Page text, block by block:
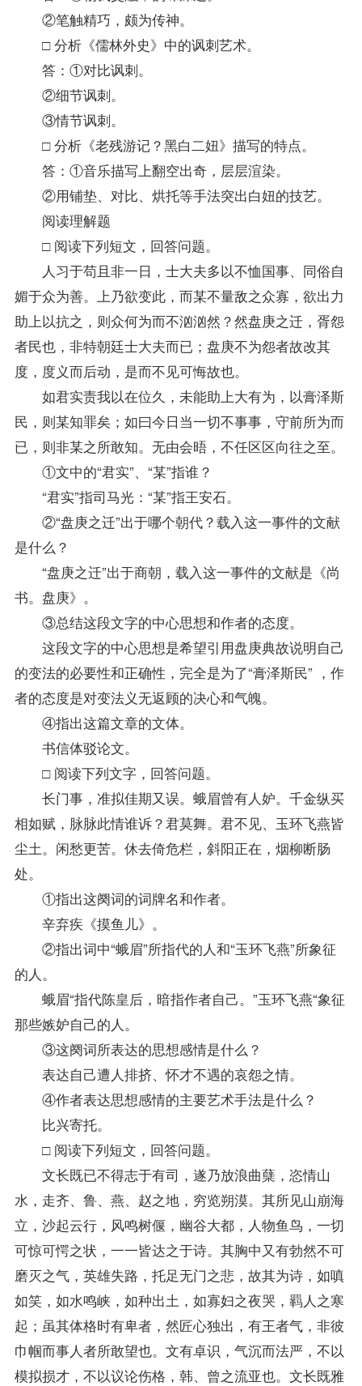
②笔触精巧，颇为传神。
□ 分析《儒林外史》中的讽刺艺术。
答：①对比讽刺。
②细节讽刺。
③情节讽刺。
□ 分析《老残游记？黑白二妞》描写的特点。
答：①音乐描写上翻空出奇，层层渲染。
②用铺垫、对比、烘托等手法突出白妞的技艺。
阅读理解题
□ 阅读下列短文，回答问题。
人习于苟且非一日，士大夫多以不恤国事、同俗自
媚于众为善。上乃欲变此，而某不量敌之众寡，欲出力
助上以抗之，则众何为而不汹汹然？然盘庚之迁，胥怨
者民也，非特朝廷士大夫而已；盘庚不为怨者故改其
度，度义而后动，是而不见可悔故也。
如君实责我以在位久，未能助上大有为，以膏泽斯
民，则某知罪矣；如曰今日当一切不事事，守前所为而
已，则非某之所敢知。无由会晤，不任区区向往之至。
①文中的“君实”、“某”指谁？
“君实”指司马光：“某”指王安石。
②“盘庚之迁”出于哪个朝代？载入这一事件的文献
是什么？
“盘庚之迁”出于商朝，载入这一事件的文献是《尚
书。盘庚》。
③总结这段文字的中心思想和作者的态度。
这段文字的中心思想是希望引用盘庚典故说明自己
的变法的必要性和正确性，完全是为了“膏泽斯民” ，作
者的态度是对变法义无返顾的决心和气魄。
④指出这篇文章的文体。
书信体驳论文。
□ 阅读下列文字，回答问题。
长门事，准拟佳期又误。蛾眉曾有人妒。千金纵买
相如赋，脉脉此情谁诉？君莫舞。君不见、玉环飞燕皆
尘土。闲愁更苦。休去倚危栏，斜阳正在，烟柳断肠
处。
①指出这阕词的词牌名和作者。
辛弃疾《摸鱼儿》。
②指出词中“蛾眉”所指代的人和“玉环飞燕”所象征
的人。
蛾眉“指代陈皇后，暗指作者自己。”玉环飞燕“象征
那些嫉妒自己的人。
③这阕词所表达的思想感情是什么？
表达自己遭人排挤、怀才不遇的哀怨之情。
④作者表达思想感情的主要艺术手法是什么？
比兴寄托。
□ 阅读下列短文，回答问题。
文长既已不得志于有司，遂乃放浪曲蘖，恣情山
水，走齐、鲁、燕、赵之地，穷览朔漠。其所见山崩海
立，沙起云行，风鸣树偃，幽谷大都，人物鱼鸟，一切
可惊可愕之状，一一皆达之于诗。其胸中又有勃然不可
磨灭之气，英雄失路，托足无门之悲，故其为诗，如嗔
如笑，如水鸣峡，如种出土，如寡妇之夜哭，羁人之寒
起；虽其体格时有卑者，然匠心独出，有王者气，非彼
巾帼而事人者所敢望也。文有卓识，气沉而法严，不以
模拟损才，不以议论伤格，韩、曾之流亚也。文长既雅